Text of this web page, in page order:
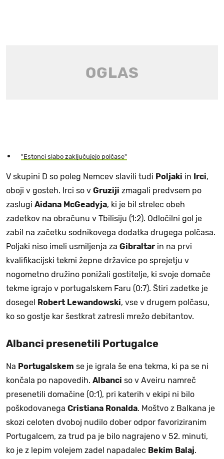
"Estonci slabo zaključujejo polčase"
V skupini D so poleg Nemcev slavili tudi Poljaki in Irci,
oboji v gosteh. Irci so v Gruziji zmagali predvsem po
zaslugi Aidana McGeadyja, ki je bil strelec obeh
zadetkov na obračunu v Tbilisiju (1:2). Odločilni gol je
zabil na začetku sodnikovega dodatka drugega polčasa.
Poljaki niso imeli usmiljenja za Gibraltar in na prvi
kvalifikacijski tekmi žepne državice po sprejetju v
nogometno družino ponižali gostitelje, ki svoje domače
tekme igrajo v portugalskem Faru (0:7). Štiri zadetke je
dosegel
Robert Lewandowski, vse v drugem polčasu,
ko so gostje kar šestkrat zatresli mrežo debitantov.
Albanci presenetili Portugalce
Na Portugalskem se je igrala še ena tekma, ki pa se ni
končala po napovedih. Albanci so v Aveiru namreč
presenetili domačine (0:1), pri katerih v ekipi ni bilo
poškodovanega Cristiana Ronalda. Moštvo z Balkana je
skozi celoten dvoboj nudilo dober odpor favoriziranim
Portugalcem, za trud pa je bilo nagrajeno v 52. minuti,
ko je z lepim volejem zadel napadalec Bekim Balaj.